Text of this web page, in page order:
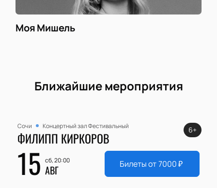
Моя Мишель
Ближайшие мероприятия
Сочи Концертный зал Фестивальный
ФИЛИПП КИРКОРОВ
15 сб, 20:00
АВГ
6+
Билеты от7000₽